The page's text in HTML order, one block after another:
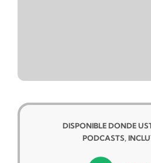
DISPONIBLE DONDE
PODCASTS,